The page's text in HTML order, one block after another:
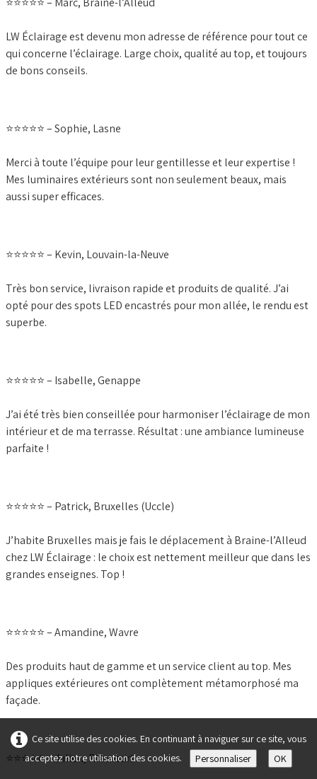
LW Éclairage est devenu mon adresse de référence pour tout ce
qui concerne l’éclairage. Large choix, qualité au top, et toujours
de bons conseils.
⭐️⭐️⭐️⭐️⭐️ – Sophie, Lasne
Merci à toute l’équipe pour leur gentillesse et leur expertise !
Mes luminaires extérieurs sont non seulement beaux, mais
aussi super efficaces.
⭐️⭐️⭐️⭐️⭐️ – Kevin, Louvain-la-Neuve
Très bon service, livraison rapide et produits de qualité. J’ai
opté pour des spots LED encastrés pour mon allée, le rendu est
superbe.
⭐️⭐️⭐️⭐️⭐️ – Isabelle, Genappe
J’ai été très bien conseillée pour harmoniser l’éclairage de mon
intérieur et de ma terrasse. Résultat : une ambiance lumineuse
parfaite !
⭐️⭐️⭐️⭐️⭐️ – Patrick, Bruxelles (Uccle)
J’habite Bruxelles mais je fais le déplacement à Braine-l’Alleud
chez LW Éclairage : le choix est nettement meilleur que dans les
grandes enseignes. Top !
⭐️⭐️⭐️⭐️⭐️ – Amandine, Wavre
Des produits haut de gamme et un service client au top. Mes
appliques extérieures ont complètement métamorphosé ma
façade.
⭐️⭐️⭐️⭐️⭐️ – Julien, Rixensart
Ce site utilise des cookies. En continuant à naviguer sur ce site, vous
acceptez notre utilisation des cookies.
Personnaliser OK